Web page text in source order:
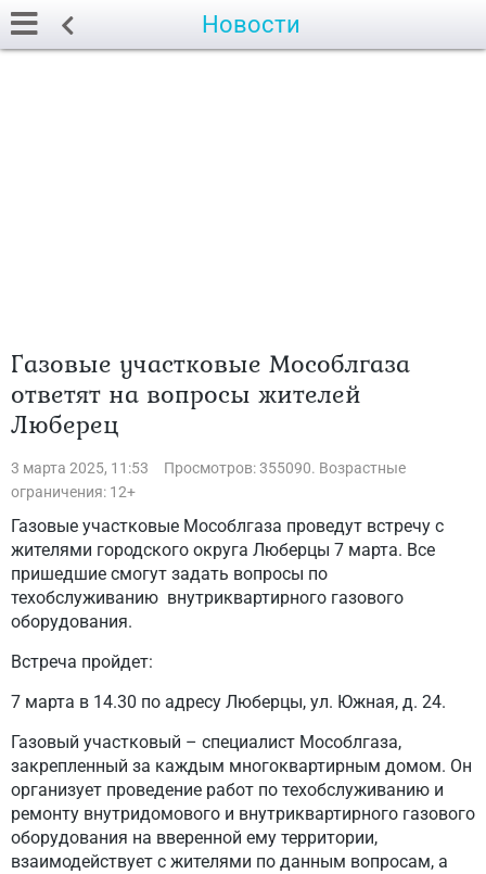
Новости
Газовые участковые Мособлгаза
ответят на вопросы жителей
Люберец
3 марта 2025, 11:53
Просмотров: 355090. Возрастные
ограничения: 12+
Газовые участковые Мособлгаза проведут встречу с
жителями городского округа Люберцы 7 марта. Все
пришедшие смогут задать вопросы по
техобслуживанию внутриквартирного газового
оборудования.
Встреча пройдет:
7 марта в 14.30 по адресу Люберцы, ул. Южная, д. 24.
Газовый участковый – специалист Мособлгаза,
закрепленный за каждым многоквартирным домом. Он
организует проведение работ по техобслуживанию и
ремонту внутридомового и внутриквартирного газового
оборудования на вверенной ему территории,
взаимодействует с жителями по данным вопросам, а